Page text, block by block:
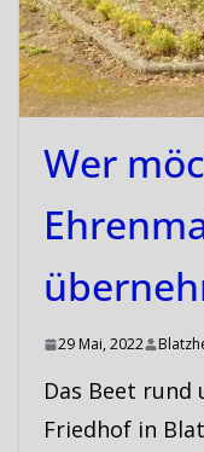
Wer
29 Mai, 2022
Das Beet rund
Friedhof in